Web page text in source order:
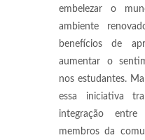
embelezar o
ambiente
benefícios de
aumentar o
nos estudantes.
essa iniciativa
integração
membros da